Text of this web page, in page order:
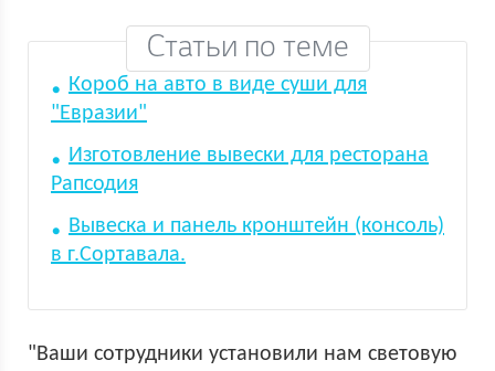
Статьи по теме
Короб на авто в виде суши для
"Евразии"
Изготовление вывески для ресторана
Рапсодия
Вывеска и панель кронштейн (консоль)
в г.Сортавала.
"Ваши сотрудники установили нам световую